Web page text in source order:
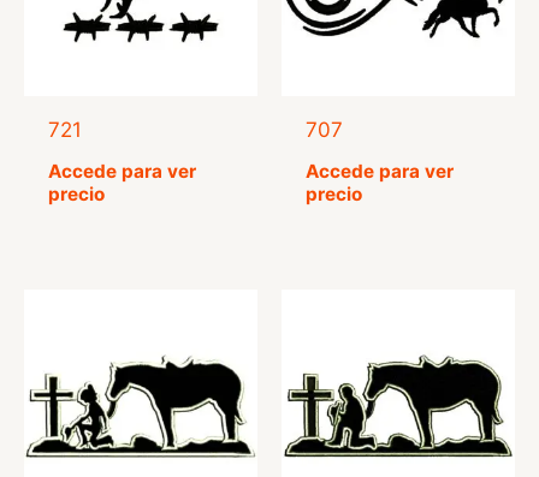
721
Accede para ver
precio
707
Accede para ver
precio